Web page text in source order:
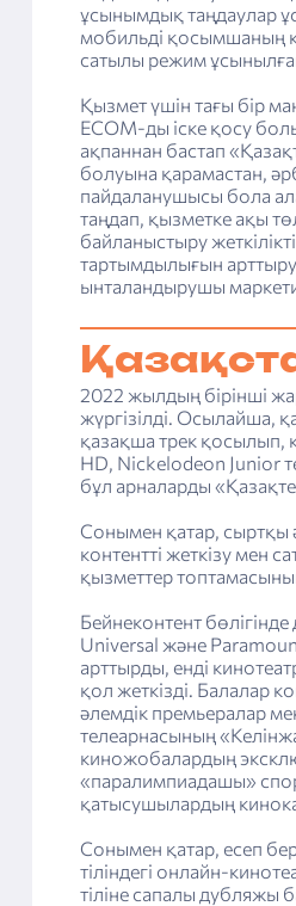
ұсынымдық таңдаулар
мобильді қосымшаның
сатылы режим
Қызмет үшін тағы бір
ECOM-ды іске қосу
ақпаннан бастап
болуына қарамастан,
пайдаланушысы бола
таңдап, қызметке ақы
байланыстыру
тартымдылығын
ынталандырушы
2022 жылдың бірінші
жүргізілді. Осылайша,
қазақша трек қосылып,
HD, Nickelodeon Junior
бұл арналарды
Сонымен қатар, сыртқы
контентті жеткізу мен
қызметтер
Бейнеконтент
Universal және
арттырды, енді
қол жеткізді. Балалар
әлемдік премьералар
телеарнасының
киножобалардың
«паралимпиадашы»
қатысушылардың
Сонымен қатар, есеп
тіліндегі онлайн-
тіліне сапалы дубляжы